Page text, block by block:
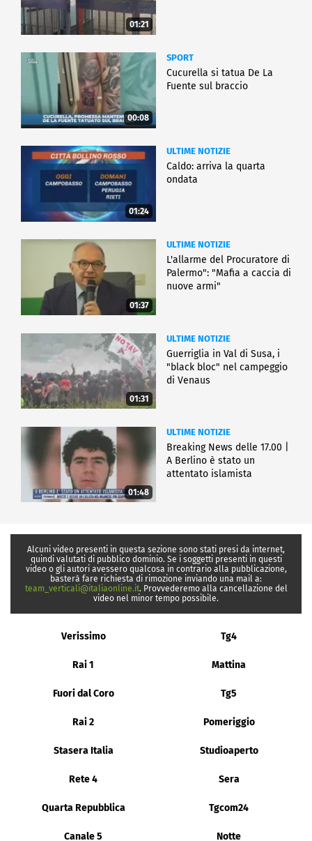
01:21
00:08
SPORT
Cucurella si tatua De La
Fuente sul braccio
01:24
ULTIME NOTIZIE
Caldo: arriva la quarta
ondata
01:37
ULTIME NOTIZIE
L'allarme del Procuratore di
Palermo": "Mafia a caccia di
nuove armi"
01:31
ULTIME NOTIZIE
Guerriglia in Val di Susa, i
"black bloc" nel campeggio
di Venaus
01:48
ULTIME NOTIZIE
Breaking News delle 17.00 |
A Berlino è stato un
attentato islamista
Alcuni video presenti in questa sezione sono stati presi da internet,
quindi valutati di pubblico dominio. Se i soggetti presenti in questi
video o gli autori avessero qualcosa in contrario alla pubblicazione,
basterà fare richiesta di rimozione inviando una mail a:
team_verticali@italiaonline.it. Provvederemo alla cancellazione del
video nel minor tempo possibile.
Verissimo Tg4
Rai 1 Mattina
Fuori dal Coro Tg5
Rai 2 Pomeriggio
Stasera Italia Studioaperto
Rete 4 Sera
Quarta Repubblica Tgcom24
Canale 5 Notte